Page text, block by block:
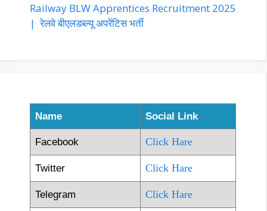
Railway BLW Apprentices Recruitment 2025
| रेलवे बीएलडब्ल्यू अपरेंटिस भर्ती
Name Social Link
Facebook Click Hare
Twitter Click Hare
Telegram Click Hare